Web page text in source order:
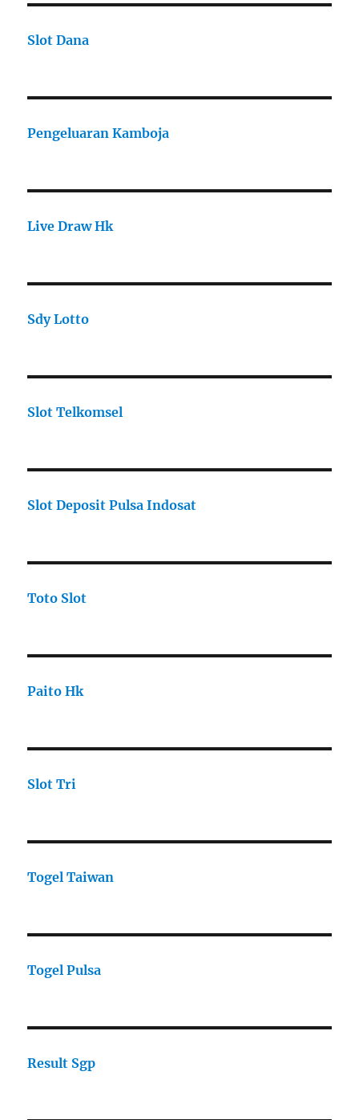
Slot Dana
Pengeluaran Kamboja
Live Draw Hk
Sdy Lotto
Slot Telkomsel
Slot Deposit Pulsa Indosat
Toto Slot
Paito Hk
Slot Tri
Togel Taiwan
Togel Pulsa
Result Sgp